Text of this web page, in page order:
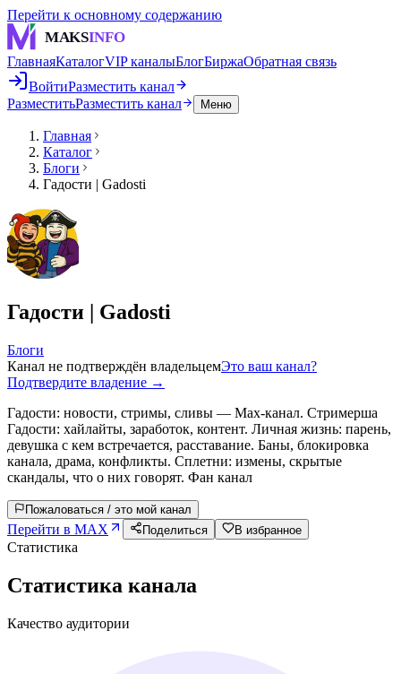
Перейти к основному содержанию
MAKSINFO
ГлавнаяКаталогVIP каналыБлогБиржаОбратная связь
ВойтиРазместить канал
РазместитьРазместить канал Меню
Главная
Каталог
Блоги
Гадости | Gadosti
Гадости | Gadosti
Блоги
Канал не подтверждён владельцемЭто ваш канал?
Подтвердите владение →
Гадости: новости, стримы, сливы — Max-канал. Стримерша
Гадости: хайлайты, заработок, контент. Личная жизнь: парень,
девушка с кем встречается, расставание. Баны, блокировка
канала, драма, конфликты. Сплетни: измены, скрытые
скандалы, что о них говорят. Фан канал
Пожаловаться / это мой канал
Перейти в MAX Поделиться В избранное
Статистика
Статистика канала
Качество аудитории